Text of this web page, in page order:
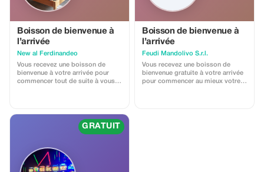
Boisson de bienvenue à
l’arrivée
New al Ferdinandeo
Vous recevez une boisson de
bienvenue à votre arrivée pour
commencer tout de suite à vous
Boisson de bienvenue à
l’arrivée
Feudi Mandolivo S.r.l.
Vous recevez une boisson de
bienvenue gratuite à votre arrivée
pour commencer au mieux votre
GRATUIT